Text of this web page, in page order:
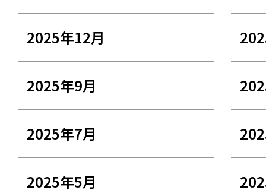
2025年12月
2025年9月
2025年7月
2025年5月